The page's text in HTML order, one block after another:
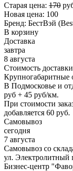
Старая цена: 170
Новая цена: 100
Бренд: БестВэй
В корзину
Доставка
завтра
8 августа
Стоимость
Крупногабаритные
В Подмосковье и
руб + 45 руб/км.
При стоимости
добавляется 60 руб.
Самовывоз
сегодня
7 августа
Самовывоз со
ул. Электролитный
Бизнес-центр